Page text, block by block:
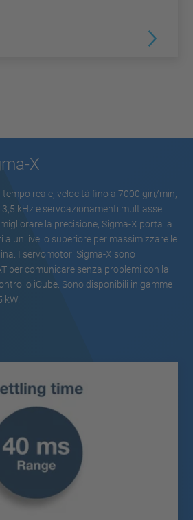
X
reale, velocità fino a 7000 giri/min,
kHz e servoazionamenti multiasse
la precisione, Sigma-X porta la
un livello superiore per massimizzare le
I servomotori Sigma-X sono
per comunicare senza problemi con la
iCube. Sono disponibili in gamme
kW.